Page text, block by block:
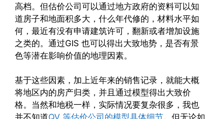
高档。但估价公司可以通过地方政府的资料可以知
道房子和地面积多大，什么年代修的，材料水平如
何，最近有没有申请建筑许可，翻新或者增加设施
之类的。通过GIS 也可以得出大致地势，是否有景
色等潜在影响价值的地理因素。
基于这些因素，加上近年来的销售记录，就能大概
将地区内的房产归类，并且通过模型得出大致价
格。当然和地税一样，实际情况要复杂很多，我也
并不知道QV 等估价公司的模型具体细节。但无论如